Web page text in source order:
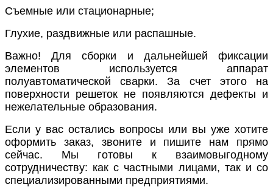
Съемные или стационарные;
Глухие, раздвижные или распашные.
Важно! Для сборки и дальнейшей фиксации
элементов используется аппарат
полуавтоматической сварки. За счет этого на
поверхности решеток не появляются дефекты и
нежелательные образования.
Если у вас остались вопросы или вы уже хотите
оформить заказ, звоните и пишите нам прямо
сейчас. Мы готовы к взаимовыгодному
сотрудничеству: как с частными лицами, так и со
специализированными предприятиями.